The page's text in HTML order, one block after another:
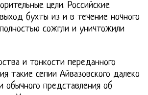
цели. Российские
бухты из и в течение ночного
сожгли и уничтожили
и тонкости переданного
такие сепии Айвазовского далеко
обычного представления об